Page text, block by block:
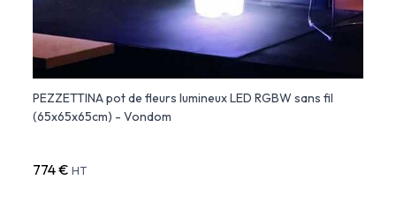
PEZZETTINA pot de fleurs lumineux LED RGBW sans fil
(65x65x65cm) - Vondom
774 € HT